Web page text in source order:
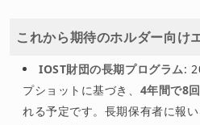
これから期待のホルダー向け
IOST財団の長期プログラム:
プショットに基づき、 4年間で8回
れる予定です。長期保有者に報